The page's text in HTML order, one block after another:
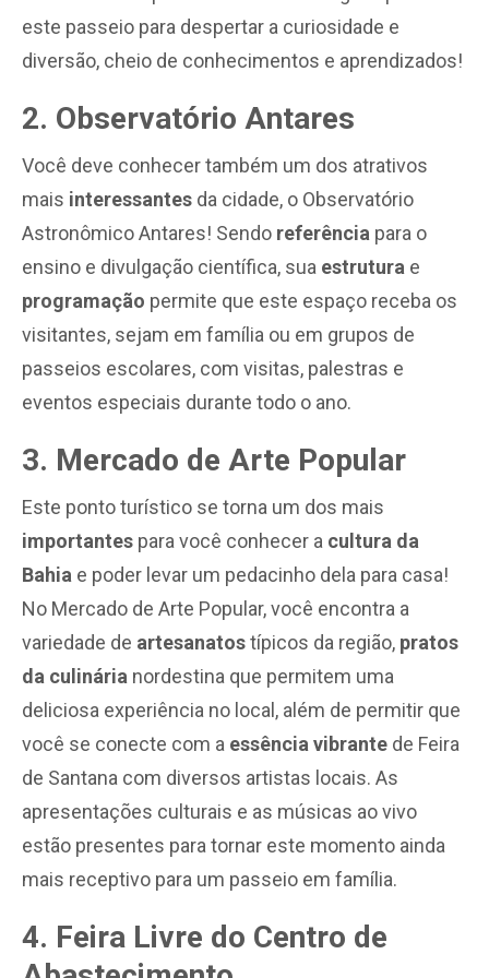
este passeio para despertar a curiosidade e
diversão, cheio de conhecimentos e aprendizados!
2. Observatório Antares
Você deve conhecer também um dos atrativos
mais interessantes da cidade, o Observatório
Astronômico Antares! Sendo referência para o
ensino e divulgação científica, sua estrutura e
programação permite que este espaço receba os
visitantes, sejam em família ou em grupos de
passeios escolares, com visitas, palestras e
eventos especiais durante todo o ano.
3. Mercado de Arte Popular
Este ponto turístico se torna um dos mais
importantes para você conhecer a cultura da
Bahia e poder levar um pedacinho dela para casa!
No Mercado de Arte Popular, você encontra a
variedade de artesanatostípicos da região, pratos
da culinária nordestina que permitem uma
deliciosa experiência no local, além de permitir que
você se conecte com a essência vibrante de Feira
de Santana com diversos artistas locais. As
apresentações culturais e as músicas ao vivo
estão presentes para tornar este momento ainda
mais receptivo para um passeio em família.
4. Feira Livre do Centro de